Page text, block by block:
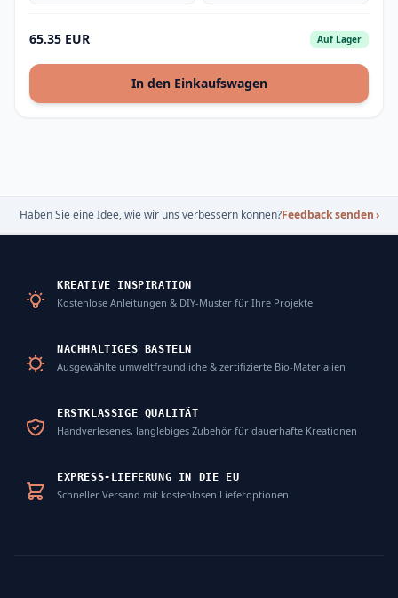
65.35 EUR Auf Lager
In den Einkaufswagen
Haben Sie eine Idee, wie wir uns verbessern können?Feedback senden›
KREATIVE INSPIRATION
Kostenlose Anleitungen & DIY-Muster für Ihre Projekte
NACHHALTIGES BASTELN
Ausgewählte umweltfreundliche & zertifizierte Bio-Materialien
ERSTKLASSIGE QUALITÄT
Handverlesenes, langlebiges Zubehör für dauerhafte Kreationen
EXPRESS-LIEFERUNG IN DIE EU
Schneller Versand mit kostenlosen Lieferoptionen